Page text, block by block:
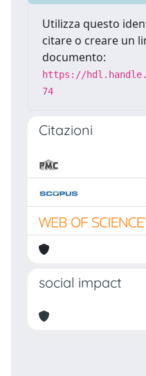
Utilizza questo
citare o creare un
documento:
https://
74
Citazioni
social impact